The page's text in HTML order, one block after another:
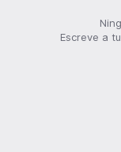
Escreve a